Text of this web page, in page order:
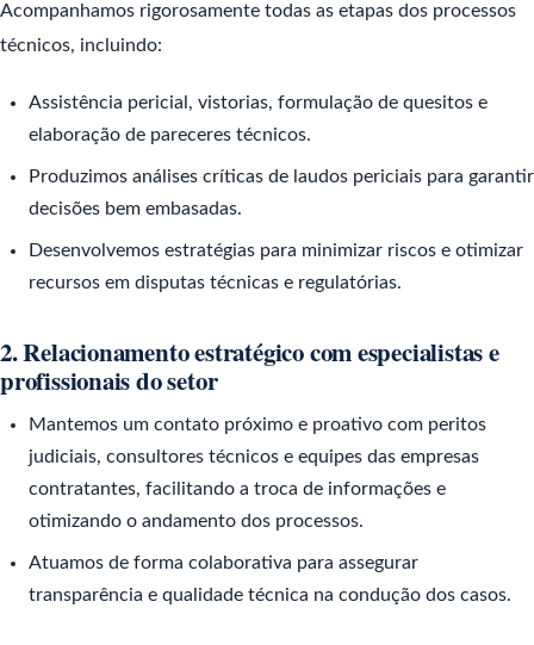
Acompanhamos rigorosamente todas as etapas dos processos
técnicos, incluindo:
Assistência pericial, vistorias, formulação de quesitos e
elaboração de pareceres técnicos.
Produzimos análises críticas de laudos periciais para garantir
decisões bem embasadas.
Desenvolvemos estratégias para minimizar riscos e otimizar
recursos em disputas técnicas e regulatórias.
2. Relacionamento estratégico com especialistas e
profissionais do setor
Mantemos um contato próximo e proativo com peritos
judiciais, consultores técnicos e equipes das empresas
contratantes, facilitando a troca de informações e
otimizando o andamento dos processos.
Atuamos de forma colaborativa para assegurar
transparência e qualidade técnica na condução dos casos.